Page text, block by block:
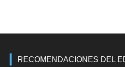
RECOMENDACIONES DEL